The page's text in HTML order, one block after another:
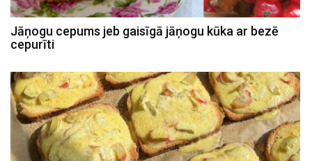
Jāņogu cepums jeb gaisīgā jāņogu kūka ar bezē
cepurīti